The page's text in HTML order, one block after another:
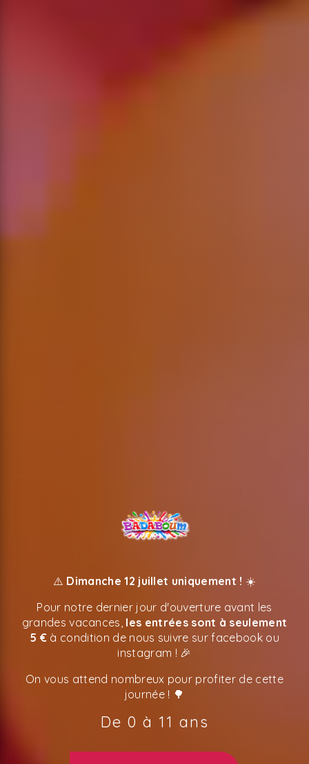
⚠️ Dimanche 12 juillet uniquement ! ☀️
Pour notre dernier jour d'ouverture avant les
grandes vacances, les entrées sont à seulement
5 € à condition de nous suivre sur facebook ou
instagram ! 🎉
On vous attend nombreux pour profiter de cette
journée ! 🌳
De 0 à 11 ans